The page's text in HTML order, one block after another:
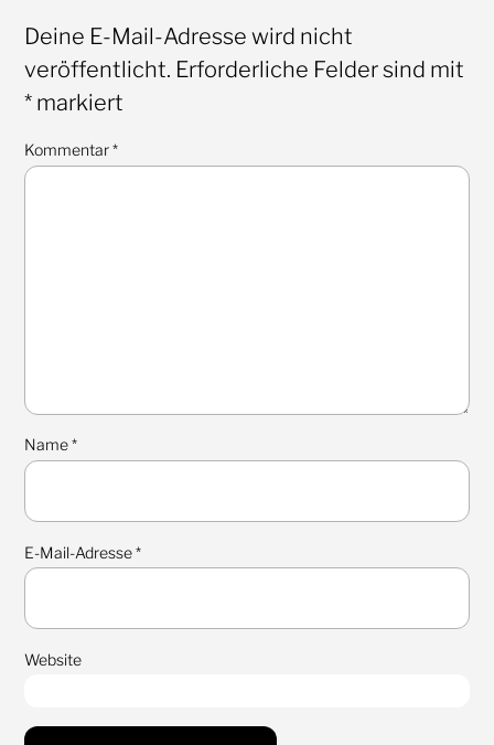
Deine E-Mail-Adresse wird nicht
veröffentlicht. Erforderliche Felder sind mit
*markiert
Kommentar*
Name*
E-Mail-Adresse*
Website